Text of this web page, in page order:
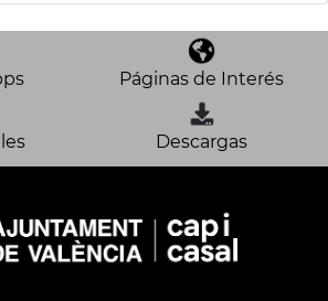
Páginas de Interés
Descargas